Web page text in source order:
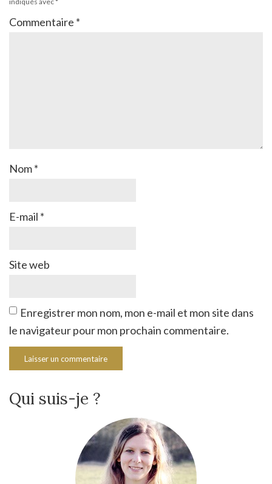
Commentaire *
Nom*
E-mail *
Site web
Enregistrer mon nom, mon e-mail et mon site dans
le navigateur pour mon prochain commentaire.
Qui suis-je ?